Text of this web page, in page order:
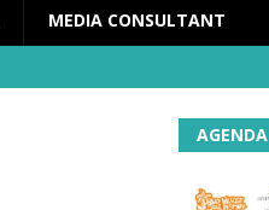
MEDIA CONSULTANT
AGENDA